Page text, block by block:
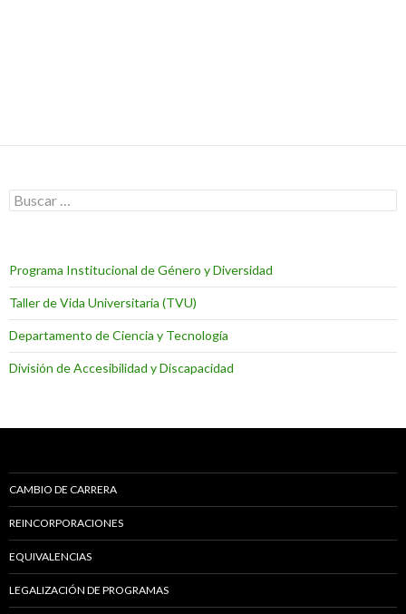
Buscar:
Programa Institucional de Género y Diversidad
Taller de Vida Universitaria (TVU)
Departamento de Ciencia y Tecnología
División de Accesibilidad y Discapacidad
CAMBIO DE CARRERA
REINCORPORACIONES
EQUIVALENCIAS
LEGALIZACIÓN DE PROGRAMAS